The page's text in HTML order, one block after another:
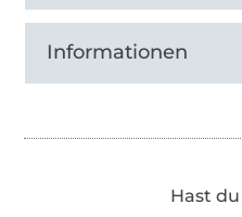
Informationen
Hast